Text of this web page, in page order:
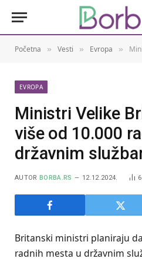
Početna » Vesti » Evropa » Ministri
EVROPA
Ministri Velike
više od 10.000
državnim
AUTOR BORBA.RS 12.12.2024. 6
Britanski ministri planiraju
radnih mesta u državnim